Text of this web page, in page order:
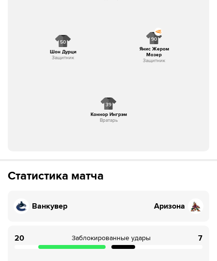
39
Коннор Ингрэм
Вратарь
50
Шон Дурци
Защитник
90
Янис Жером
Мозер
Защитник
Статистика матча
Ванкувер Аризона
20 Заблокированные удары 7